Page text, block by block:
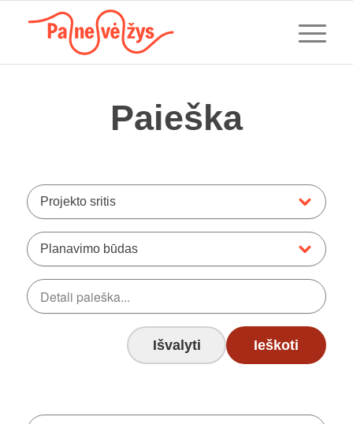
Paieška
Projekto sritis
Planavimo būdas
Išvalyti Ieškoti